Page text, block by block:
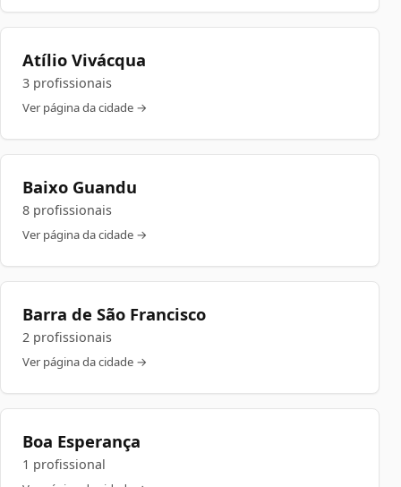
Atílio Vivácqua
3 profissionais
Ver página da cidade →
Baixo Guandu
8 profissionais
Ver página da cidade →
Barra de São Francisco
2 profissionais
Ver página da cidade →
Boa Esperança
1 profissional